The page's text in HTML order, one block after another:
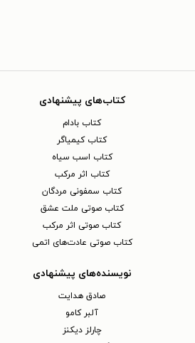
کتاب‌های پیشنهادی
کتاب بادام
کتاب کیمیاگر
کتاب اسب سیاه
کتاب اثر مرکب
کتاب سمفونی مردگان
کتاب صوتی ملت عشق
کتاب صوتی اثر مرکب
کتاب صوتی عادت‌های اتمی
نویسنده‌های پیشنهادی
صادق هدایت
آلبر کامو
چارلز دیکنز